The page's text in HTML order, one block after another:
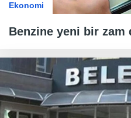
Ekonomi
Benzine yeni bir zam